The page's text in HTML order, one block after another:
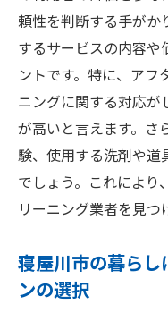
定期的なク
ハウスクリ
寝屋川市でプロ
るメリット
時間と労力
専門的な清
地元の業者
プロによる
長期的なコ
頼性を判断する手が
するサービスの内容
ントです。特に、アフ
ニングに関する対応
が高いと言えます。さ
験、使用する洗剤や道
でしょう。これにより
リーニング業者を見つ
寝屋川市の暮ら
ンの選択